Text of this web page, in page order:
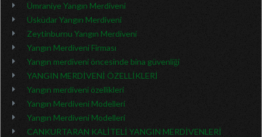
Ümraniye Yangın Merdiveni
Üsküdar Yangın Merdiveni
Zeytinburnu Yangın Merdiveni
Yangın Merdiveni Firması
Yangın merdiveni öncesinde bina güvenliği
YANGIN MERDİVENİ ÖZELLİKLERİ
Yangın merdiveni özellikleri
Yangın Merdiveni Modelleri
Yangın Merdiveni Modelleri
CANKURTARAN KALİTELİ YANGIN MERDİVENLERİ